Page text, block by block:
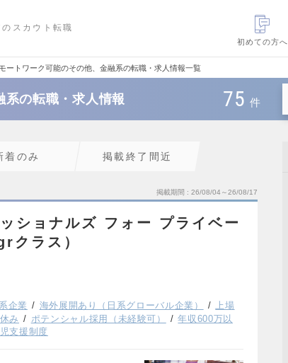
スカウト転職
初めての方へ
ートワーク可能のその他、金融系の転職・求人情報一覧
系の転職・求人情報 75 件
着のみ 掲載終了間近
掲載期間 26/08/04～26/08/17
ショナルズ フォー プライベー
クラス）
企業 海外展開あり（日系グローバル企業）
上場
み ポテンシャル採用（未経験可）
年収600万以
支援制度